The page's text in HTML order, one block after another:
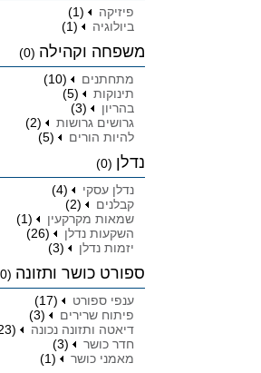
פיזיקה
(1)
ביולוגיה
(1)
משפחה וקהילה (0)
מתחתנים
(10)
תינוקות
(5)
בהריון
(3)
גרושים גרושות
(2)
להיות הורים
(5)
נדלן (0)
נדלן עסקי
(4)
קבלנים
(2)
שמאות מקרקעין
(1)
השקעות נדלן
(26)
יזמות נדלן
(3)
ספורט כושר ותזונה (0)
ענפי ספורט
(17)
פיתוח שרירים
(3)
דיאטה ותזונה נכונה
(23)
חדר כושר
(3)
מאמני כושר
(1)